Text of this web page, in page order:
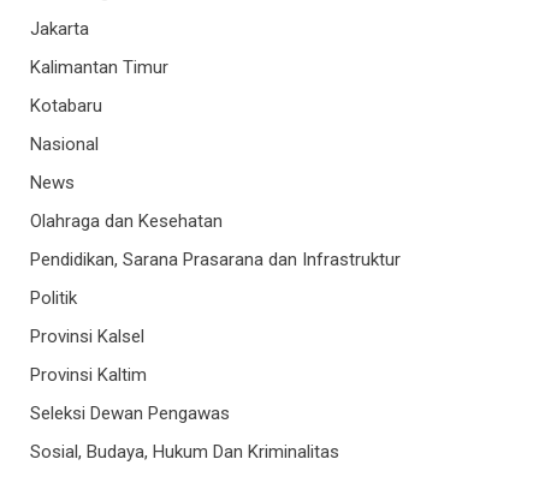
Jakarta
Kalimantan Timur
Kotabaru
Nasional
News
Olahraga dan Kesehatan
Pendidikan, Sarana Prasarana dan Infrastruktur
Politik
Provinsi Kalsel
Provinsi Kaltim
Seleksi Dewan Pengawas
Sosial, Budaya, Hukum Dan Kriminalitas